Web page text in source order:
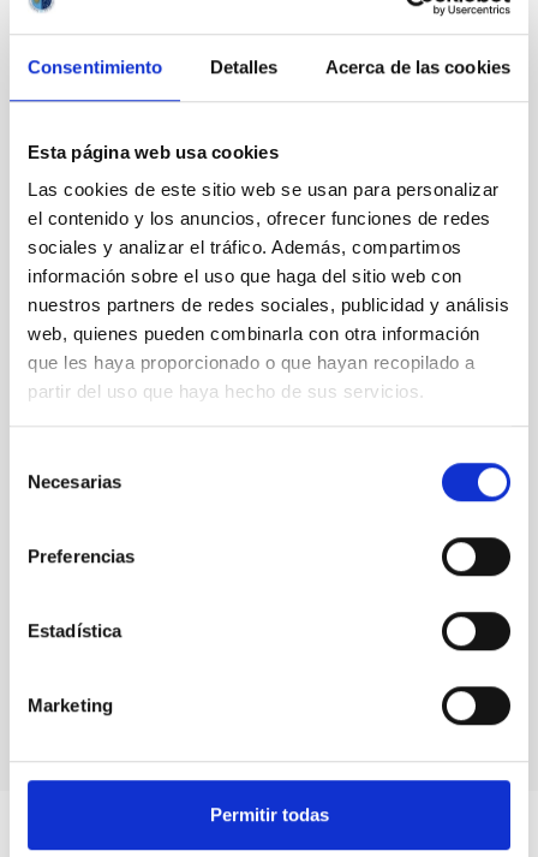
Consentimiento Detalles Acerca de las cookies
Esta página web usa cookies
Las cookies de este sitio web se usan para personalizar
el contenido y los anuncios, ofrecer funciones de redes
sociales y analizar el tráfico. Además, compartimos
información sobre el uso que haga del sitio web con
nuestros partners de redes sociales, publicidad y análisis
web, quienes pueden combinarla con otra información
que les haya proporcionado o que hayan recopilado a
partir del uso que haya hecho de sus servicios.
Necesarias
Preferencias
Estadística
Marketing
Permitir todas
secundarias de todo el mundo (a través de iniciativas como
"Skype a Scientists") y en escuelas de España a través de la
el IAC.
ESTANCIA EN EL IAC
PROGRAMA DE VISITANTES
FUNDACIÓN JESÚS SERRA
ESTADO
FINALIZADA
Formación y Evolución de Galaxias (FYEG)